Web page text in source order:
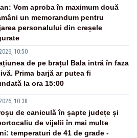
Vom aproba în maximum două
un memorandum pentru
personalului din creșele
10:50
de pe brațul Bala intră în faza
Prima barjă ar putea fi
la ora 15:00
10:38
de caniculă în șapte județe și
de vijelii în mai multe
temperaturi de 41 de grade -